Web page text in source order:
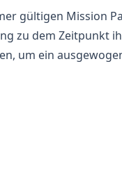
gültigen Mission
zu dem Zeitpunkt
um ein